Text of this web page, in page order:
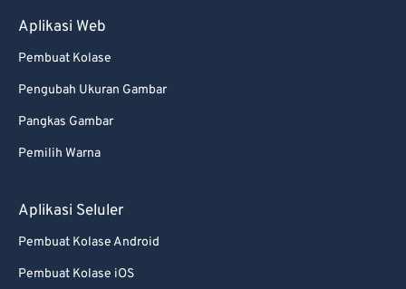
Aplikasi Web
Pembuat Kolase
Pengubah Ukuran Gambar
Pangkas Gambar
Pemilih Warna
Aplikasi Seluler
Pembuat Kolase Android
Pembuat Kolase iOS